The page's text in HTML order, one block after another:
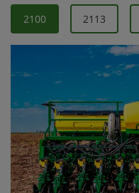
2100 2113